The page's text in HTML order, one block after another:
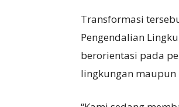
Transformasi
Pengendalian
berorientasi pada
lingkungan maupun